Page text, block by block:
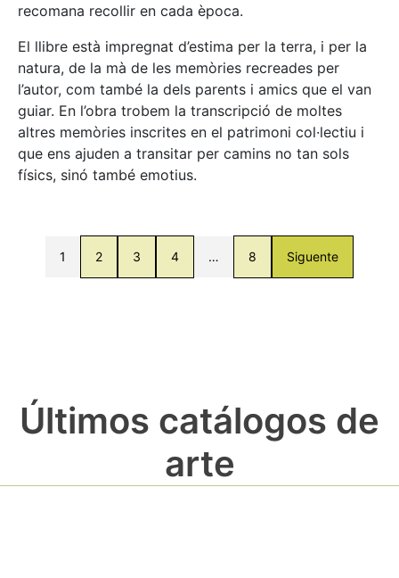
recomana recollir en cada època.
El llibre està impregnat d’estima per la terra, i per la
natura, de la mà de les memòries recreades per
l’autor, com també la dels parents i amics que el van
guiar. En l’obra trobem la transcripció de moltes
altres memòries inscrites en el patrimoni col·lectiu i
que ens ajuden a transitar per camins no tan sols
físics, sinó també emotius.
1 2 3 4 … 8 Siguente
Últimos catálogos de
arte